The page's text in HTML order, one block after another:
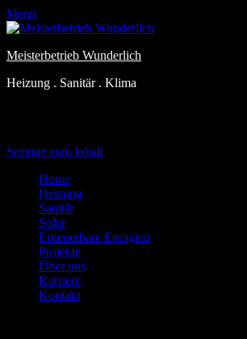
Menü
Meisterbetrieb Wunderlich
Heizung . Sanitär . Klima
Springe zum Inhalt
Home
Heizung
Sanitär
Solar
Erneuerbare Energien
Projekte
Über uns
Karriere
Kontakt